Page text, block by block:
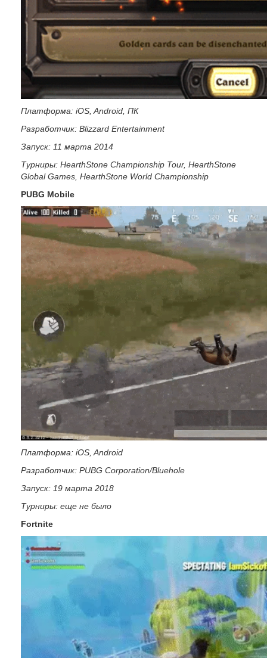
Платформа: iOS, Android, ПК
Разработчик: Blizzard Entertainment
Запуск: 11 марта 2014
Турниры: HearthStone Championship Tour, HearthStone
Global Games, HearthStone World Championship
PUBG Mobile
Платформа: iOS, Android
Разработчик: PUBG Corporation/Bluehole
Запуск: 19 марта 2018
Турниры: еще не было
Fortnite